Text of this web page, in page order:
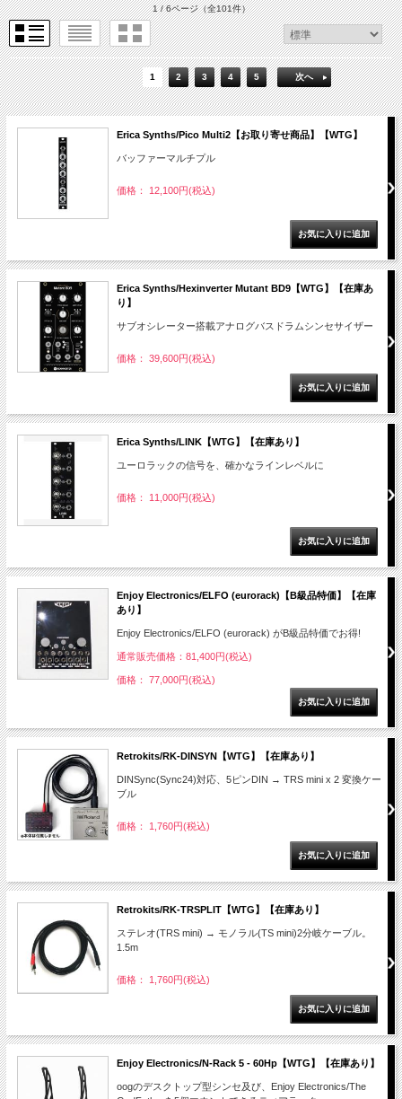
1 / 6ページ（全101件）
1 2 3 4 5 次へ
Erica Synths/Pico Multi2【お取り寄せ商品】【WTG】
バッファーマルチプル
価格： 12,100円(税込)
Erica Synths/Hexinverter Mutant BD9【WTG】【在庫あ
り】
サブオシレーター搭載アナログバスドラムシンセサイザー
価格： 39,600円(税込)
Erica Synths/LINK【WTG】【在庫あり】
ユーロラックの信号を、確かなラインレベルに
価格： 11,000円(税込)
Enjoy Electronics/ELFO (eurorack)【B級品特価】【在庫
あり】
Enjoy Electronics/ELFO (eurorack) がB級品特価でお得!
通常販売価格：81,400円(税込)
価格： 77,000円(税込)
Retrokits/RK-DINSYN【WTG】【在庫あり】
DINSync(Sync24)対応、5ピンDIN → TRS mini x 2 変換ケー
ブル
価格： 1,760円(税込)
Retrokits/RK-TRSPLIT【WTG】【在庫あり】
ステレオ(TRS mini) → モノラル(TS mini)2分岐ケーブル。
1.5m
価格： 1,760円(税込)
Enjoy Electronics/N-Rack 5 - 60Hp【WTG】【在庫あり】
oogのデスクトップ型シンセ及び、Enjoy Electronics/The